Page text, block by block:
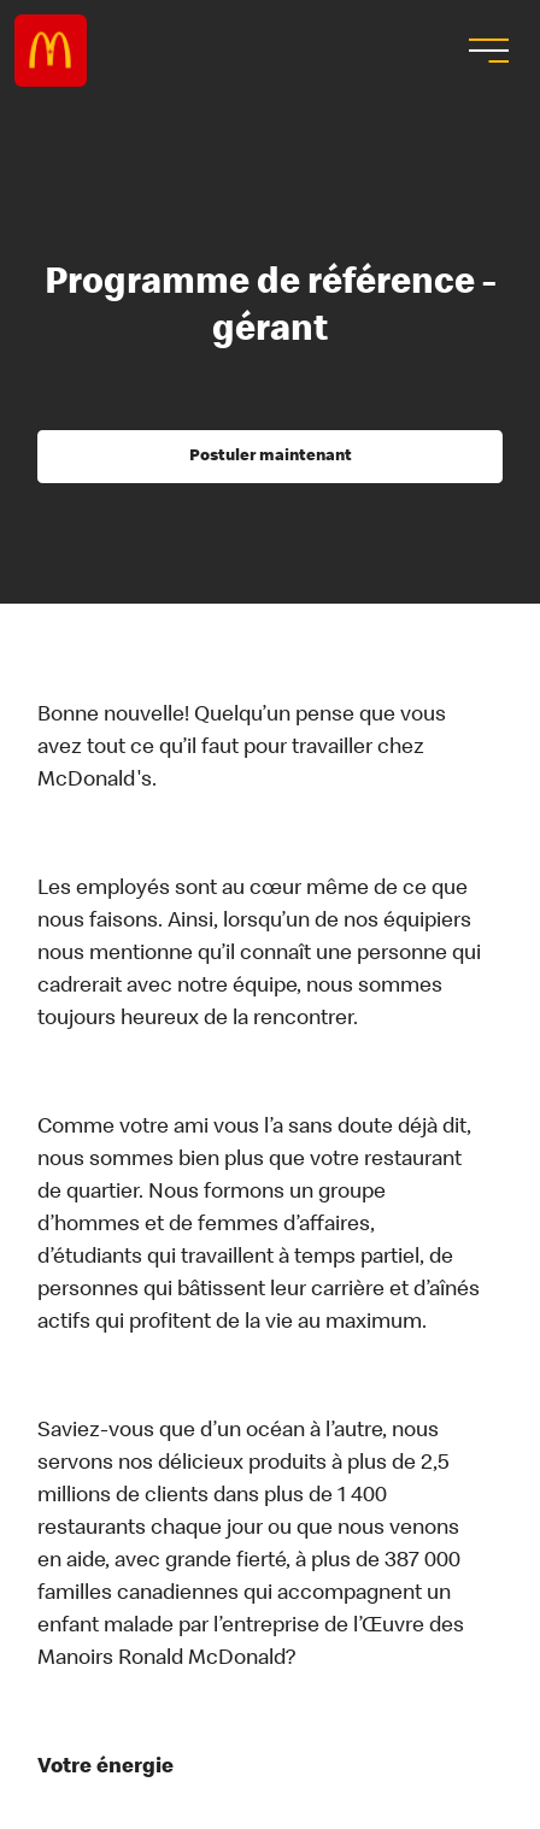
Programme de référence -
gérant
Postuler maintenant
Bonne nouvelle! Quelqu’un pense que vous
avez tout ce qu’il faut pour travailler chez
McDonald's.
Les employés sont au cœur même de ce que
nous faisons. Ainsi, lorsqu’un de nos équipiers
nous mentionne qu’il connaît une personne qui
cadrerait avec notre équipe, nous sommes
toujours heureux de la rencontrer.
Comme votre ami vous l’a sans doute déjà dit,
nous sommes bien plus que votre restaurant
de quartier. Nous formons un groupe
d’hommes et de femmes d’affaires,
d’étudiants qui travaillent à temps partiel, de
personnes qui bâtissent leur carrière et d’aînés
actifs qui profitent de la vie au maximum.
Saviez-vous que d’un océan à l’autre, nous
servons nos délicieux produits à plus de 2,5
millions de clients dans plus de 1 400
restaurants chaque jour ou que nous venons
en aide, avec grande fierté, à plus de 387 000
familles canadiennes qui accompagnent un
enfant malade par l’entreprise de l’Œuvre des
Manoirs Ronald McDonald?
Votre énergie